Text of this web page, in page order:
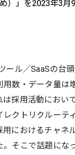
）」を2023年3月
ール／SaaSの台
用数・データ量は
採用活動におい
クトリクルーテ
用におけるチャネ
。そこで話題にな